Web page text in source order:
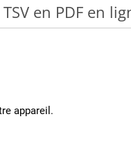
en PDF en
appareil.